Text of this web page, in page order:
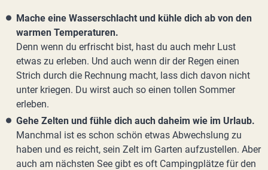
Mache eine Wasserschlacht und kühle dich ab von den
warmen Temperaturen.
Denn wenn du erfrischt bist, hast du auch mehr Lust
etwas zu erleben. Und auch wenn dir der Regen einen
Strich durch die Rechnung macht, lass dich davon nicht
unter kriegen. Du wirst auch so einen tollen Sommer
erleben.
Gehe Zelten und fühle dich auch daheim wie im Urlaub.
Manchmal ist es schon schön etwas Abwechslung zu
haben und es reicht, sein Zelt im Garten aufzustellen. Aber
auch am nächsten See gibt es oft Campingplätze für den